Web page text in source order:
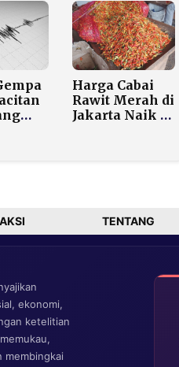
60 Persen
Harga Cabai
Rawit Merah di
Jakarta Naik 12
TENTANG
ekonomi,
ketelitian
membingkai